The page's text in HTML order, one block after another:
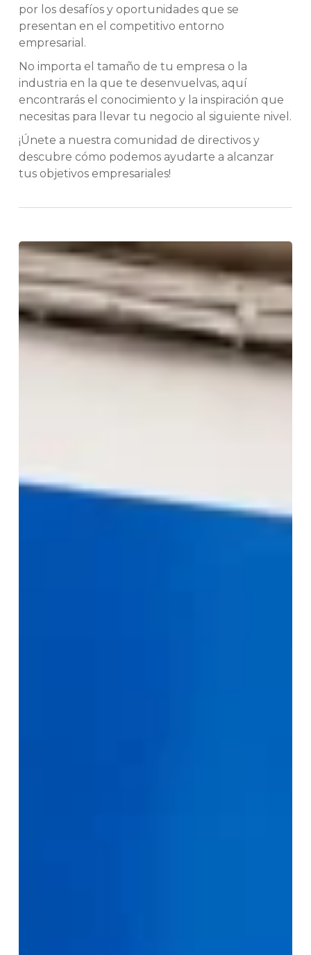
por los desafíos y oportunidades que se
presentan en el competitivo entorno
empresarial.
No importa el tamaño de tu empresa o la
industria en la que te desenvuelvas, aquí
encontrarás el conocimiento y la inspiración que
necesitas para llevar tu negocio al siguiente nivel.
¡Únete a nuestra comunidad de directivos y
descubre cómo podemos ayudarte a alcanzar
tus objetivos empresariales!